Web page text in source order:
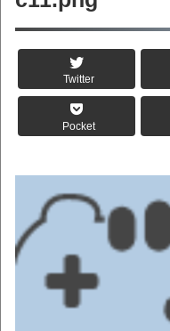
Twitter
Pocket